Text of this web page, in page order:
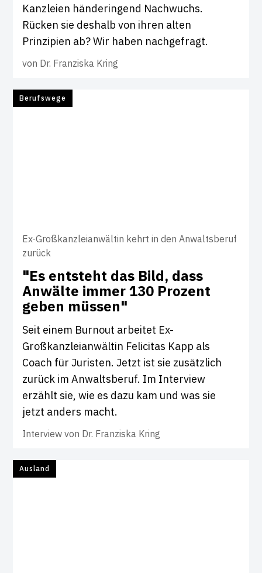
Kanzleien händeringend Nachwuchs.
Rücken sie deshalb von ihren alten
Prinzipien ab? Wir haben nachgefragt.
von Dr. Franziska Kring
Berufswege
Ex-Großkanzleianwältin kehrt in den Anwaltsberuf
zurück
"Es ent­steht das Bild, dass
Anwälte immer 130 Pro­zent
geben müssen"
Seit einem Burnout arbeitet Ex-
Großkanzleianwältin Felicitas Kapp als
Coach für Juristen. Jetzt ist sie zusätzlich
zurück im Anwaltsberuf. Im Interview
erzählt sie, wie es dazu kam und was sie
jetzt anders macht.
Interview von Dr. Franziska Kring
Ausland